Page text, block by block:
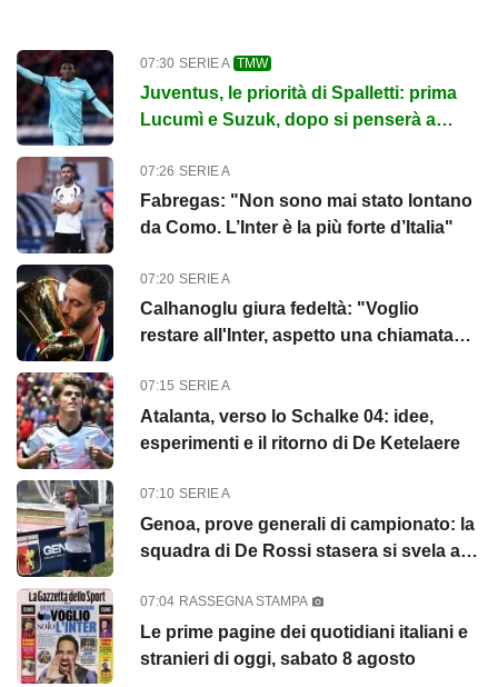
07:30 SERIE A TMW
Juventus, le priorità di Spalletti: prima
Lucumì e Suzuk, dopo si penserà a
07:26 SERIE A
Fabregas: "Non sono mai stato lontano
da Como. L’Inter è la più forte d’Italia"
07:20 SERIE A
Calhanoglu giura fedeltà: "Voglio
restare all'Inter, aspetto una chiamata
07:15 SERIE A
Atalanta, verso lo Schalke 04: idee,
esperimenti e il ritorno di De Ketelaere
07:10 SERIE A
Genoa, prove generali di campionato: la
squadra di De Rossi stasera si svela al
07:04 RASSEGNA STAMPA
Le prime pagine dei quotidiani italiani e
stranieri di oggi, sabato 8 agosto